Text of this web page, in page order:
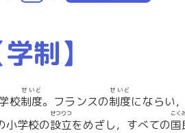
制】
校制度
せいど
。フランスの制度
せいど
にならい
小学校の設立
せつりつ
をめざし，すべての国
こく